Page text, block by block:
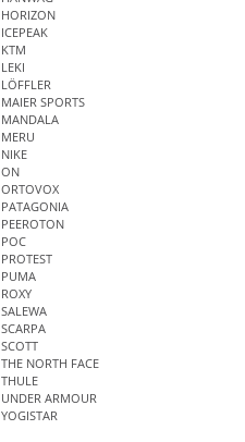
HORIZON
ICEPEAK
KTM
LEKI
LÖFFLER
MAIER SPORTS
MANDALA
MERU
NIKE
ON
ORTOVOX
PATAGONIA
PEEROTON
POC
PROTEST
PUMA
ROXY
SALEWA
SCARPA
SCOTT
THE NORTH FACE
THULE
UNDER ARMOUR
YOGISTAR